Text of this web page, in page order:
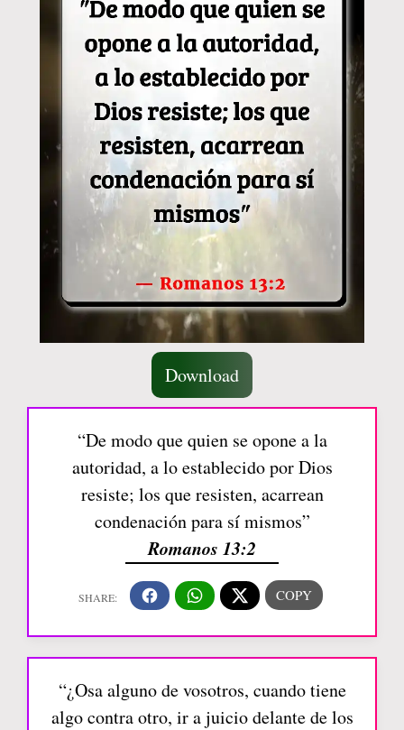
Download
“De modo que quien se opone a la
autoridad, a lo establecido por Dios
resiste; los que resisten, acarrean
condenación para sí mismos”
Romanos 13:2
“¿Osa alguno de vosotros, cuando tiene
algo contra otro, ir a juicio delante de los